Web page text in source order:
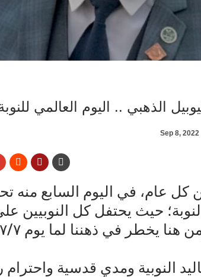
الذهبي .. اليوم العالمي
Sep 8, 2022
عام، في اليوم السابع منه
حيث يحتفل كل النوبيين